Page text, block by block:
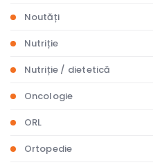
Noutăți
Nutriție
Nutriție / dietetică
Oncologie
ORL
Ortopedie